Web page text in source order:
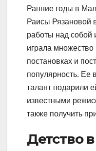
Ранние годы в
Раисы Рязановой
работы над собой
играла
постановках и
популярность. Ее
талант подарили
известными
также получить
Детство